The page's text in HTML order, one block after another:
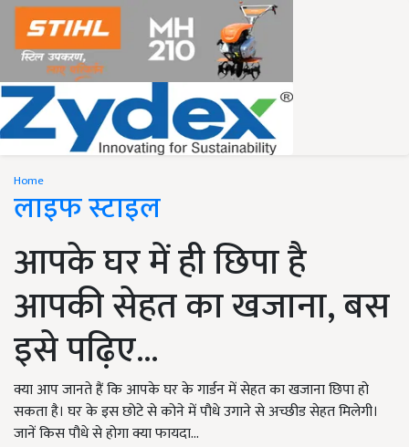
Home
लाइफ स्टाइल
आपके घर में ही छिपा है
आपकी सेहत का खजाना, बस
इसे पढ़िए...
क्या आप जानते हैं कि आपके घर के गार्डन में सेहत का खजाना छिपा हो
सकता है। घर के इस छोटे से कोने में पौधे उगाने से अच्छीड सेहत मिलेगी।
जानें किस पौधे से होगा क्या फायदा...